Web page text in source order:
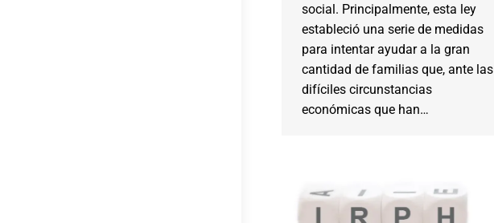
social. Principalmente, esta ley
estableció una serie de medidas
para intentar ayudar a la gran
cantidad de familias que, ante las
difíciles circunstancias
económicas que han…